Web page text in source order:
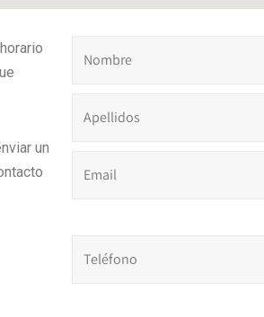
un